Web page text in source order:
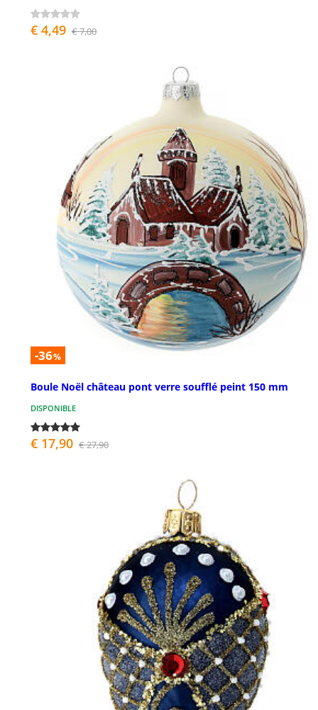
€ 4,49 € 7,00
-36%
Boule Noël château pont verre soufflé peint 150 mm
DISPONIBLE
€ 17,90 € 27,90